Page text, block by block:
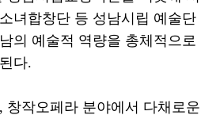
녀합창단 등 성남시립 예술단
의 예술적 역량을 총체적으로
다.
, 창작오페라 분야에서 다채로운